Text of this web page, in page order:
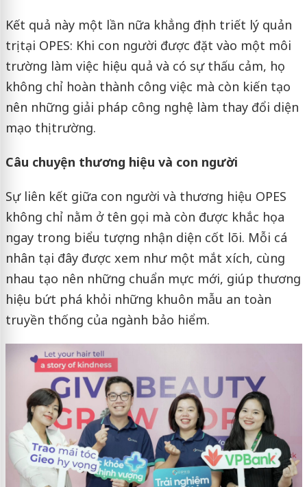
Kết quả này một lần nữa khẳng định triết lý quản
trị tại OPES: Khi con người được đặt vào một môi
trường làm việc hiệu quả và có sự thấu cảm, họ
không chỉ hoàn thành công việc mà còn kiến tạo
nên những giải pháp công nghệ làm thay đổi diện
mạo thị trường.
Câu chuyện thương hiệu và con người
Sự liên kết giữa con người và thương hiệu OPES
không chỉ nằm ở tên gọi mà còn được khắc họa
ngay trong biểu tượng nhận diện cốt lõi. Mỗi cá
nhân tại đây được xem như một mắt xích, cùng
nhau tạo nên những chuẩn mực mới, giúp thương
hiệu bứt phá khỏi những khuôn mẫu an toàn
truyền thống của ngành bảo hiểm.